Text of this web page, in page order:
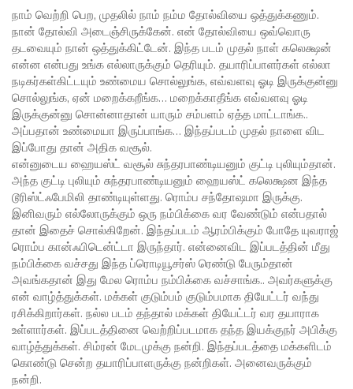
நாம் வெற்றி பெற, முதலில் நாம் நம்ம தோல்வியை ஒத்துக்கணும்.
நான் தோல்வி அடைஞ்சிருக்கேன். என் தோல்வியை ஒவ்வொரு
தடவையும் நான் ஒத்துக்கிட்டேன். இந்த படம் முதல் நாள் கலெக்ஷன்
என்ன என்பது உங்க எல்லாருக்கும் தெரியும். தயாரிப்பாளர்கள் எல்லா
நடிகர்கள்கிட்டயும் உண்மைய சொல்லுங்க, எவ்வளவு ஓடி இருக்குன்னு
சொல்லுங்க, ஏன் மறைக்கறீங்க… மறைக்காதீங்க எவ்வளவு ஓடி
இருக்குன்னு சொன்னாதான் யாரும் சம்பளம் ஏத்த மாட்டாங்க..
அப்பதான் உண்மையா இருப்பாங்க… இந்தப்படம் முதல் நாளை விட
இப்போது தான் அதிக வசூல்.
என்னுடைய ஹையஸ்ட் வசூல் சுந்தரபாண்டியனும் குட்டி புலியும்தான்.
அந்த குட்டி புலியும் சுந்தரபாண்டியனும் ஹையஸ்ட் கலெக்ஷன இந்த
டூரிஸ்ட்ஃபேமிலி தாண்டியுள்ளது. ரொம்ப சந்தோஷமா இருக்கு.
இனிவரும் எல்லோருக்கும் ஒரு நம்பிக்கை வர வேண்டும் என்பதால்
தான் இதைச் சொல்கிறேன். இந்தப்படம் ஆரம்பிக்கும் போதே யுவராஜ்
ரொம்ப கான்ஃபிடென்ட்டா இருந்தார். என்னைவிட இப்படத்தின் மீது
நம்பிக்கை வச்சது இந்த ப்ரொடியூசர்ஸ் ரெண்டு பேரும்தான்
அவங்கதான் இது மேல ரொம்ப நம்பிக்கை வச்சாங்க.. அவர்களுக்கு
என் வாழ்த்துக்கள். மக்கள் குடும்பம் குடும்பமாக தியேட்டர் வந்து
ரசிக்கிறார்கள். நல்ல படம் தந்தால் மக்கள் தியேட்டர் வர தயாராக
உள்ளார்கள். இப்படத்தினை வெற்றிப்படமாக தந்த இயக்குநர் அபிக்கு
வாழ்த்துக்கள். சிம்ரன் மேடமுக்கு நன்றி. இந்தப்படத்தை மக்களிடம்
கொண்டு சென்ற தயாரிப்பாளருக்கு நன்றிகள். அனைவருக்கும்
நன்றி.